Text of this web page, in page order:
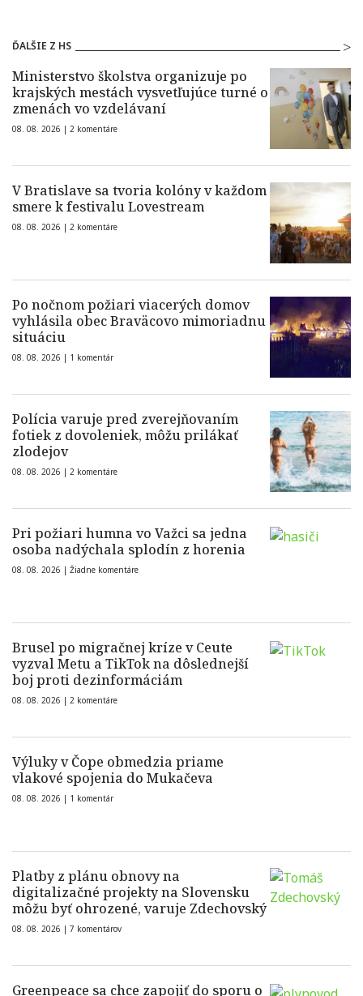
ĎALŠIE Z HS
Ministerstvo školstva organizuje po
krajských mestách vysvetľujúce turné o
zmenách vo vzdelávaní
08. 08. 2026 | 2 komentáre
V Bratislave sa tvoria kolóny v každom
smere k festivalu Lovestream
08. 08. 2026 | 2 komentáre
Po nočnom požiari viacerých domov
vyhlásila obec Braväcovo mimoriadnu
situáciu
08. 08. 2026 | 1 komentár
Polícia varuje pred zverejňovaním
fotiek z dovoleniek, môžu prilákať
zlodejov
08. 08. 2026 | 2 komentáre
Pri požiari humna vo Važci sa jedna
osoba nadýchala splodín z horenia
08. 08. 2026 | Žiadne komentáre
Brusel po migračnej kríze v Ceute
vyzval Metu a TikTok na dôslednejší
boj proti dezinformáciám
08. 08. 2026 | 2 komentáre
Výluky v Čope obmedzia priame
vlakové spojenia do Mukačeva
08. 08. 2026 | 1 komentár
Platby z plánu obnovy na
digitalizačné projekty na Slovensku
môžu byť ohrozené, varuje Zdechovský
08. 08. 2026 | 7 komentárov
Greenpeace sa chce zapojiť do sporu o